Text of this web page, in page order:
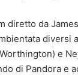
diretto da
e
di Pandora e